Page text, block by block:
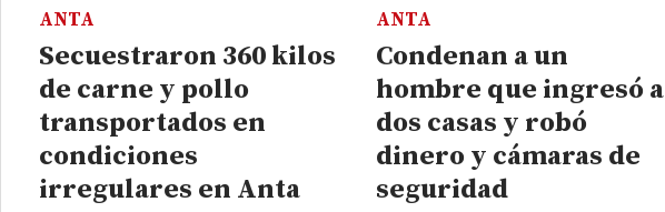
Secuestraron 360 kilos
de carne y pollo
transportados en
condiciones
irregulares en Anta
ANTA
Condenan a un
hombre que ingresó a
dos casas y robó
dinero y cámaras de
seguridad
ANTA